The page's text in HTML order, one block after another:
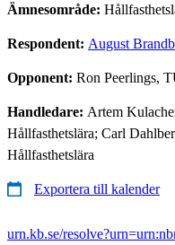
Ämnesområde:
Respondent: August
Opponent: Ron Peerlings,
Handledare: Artem
Hållfasthetslära; Carl
Hållfasthetslära
Exportera till kalender
urn.kb.se/